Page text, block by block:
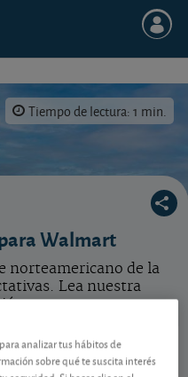
Tiempo de lectura: 1 min.
ha obtenido unos resultados mejores
Walmart
norteamericano de la
Lea nuestra
112,66 USD
analizar tus hábitos de
sobre qué te suscita interés